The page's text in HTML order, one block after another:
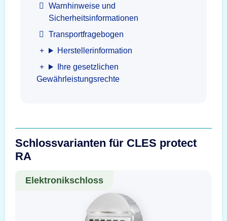
Warnhinweise und
Sicherheitsinformationen
Transportfragebogen
Herstellerinformation
Ihre gesetzlichen
Gewährleistungsrechte
Schlossvarianten für CLES protect
RA
Elektronikschloss